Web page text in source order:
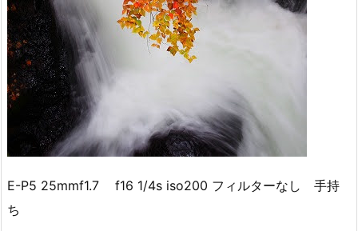
E-P5 25mmf1.7 f16 1/4s iso200 フィルターなし 手持
ち